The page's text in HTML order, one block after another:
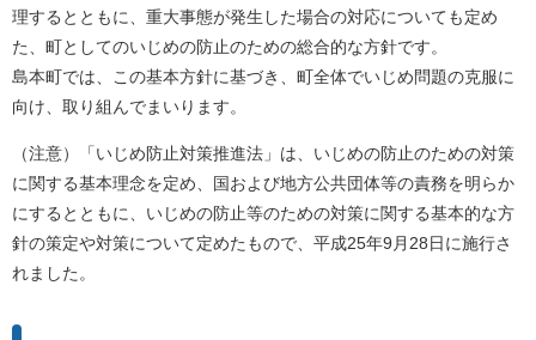
理するとともに、重大事態が発生した場合の対応についても定め
た、町としてのいじめの防止のための総合的な方針です。
島本町では、この基本方針に基づき、町全体でいじめ問題の克服に
向け、取り組んでまいります。
（注意）「いじめ防止対策推進法」は、いじめの防止のための対策
に関する基本理念を定め、国および地方公共団体等の責務を明らか
にするとともに、いじめの防止等のための対策に関する基本的な方
針の策定や対策について定めたもので、平成25年9月28日に施行さ
れました。